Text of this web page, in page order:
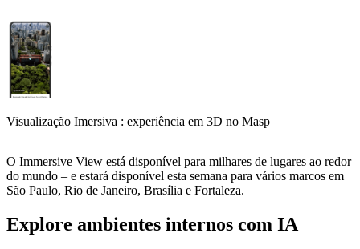
Visualização Imersiva : experiência em 3D no Masp
O Immersive View está disponível para milhares de lugares ao redor
do mundo – e estará disponível esta semana para vários marcos em
São Paulo, Rio de Janeiro, Brasília e Fortaleza.
Explore ambientes internos com IA